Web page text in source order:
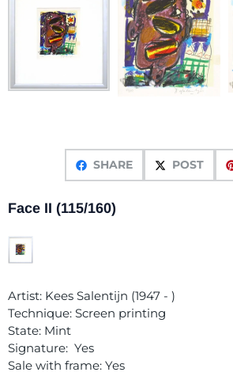
SHARE POST
Face II (115/160)
Artist: Kees Salentijn (1947 - )
Technique: Screen printing
State: Mint
Signature: Yes
Sale with frame: Yes